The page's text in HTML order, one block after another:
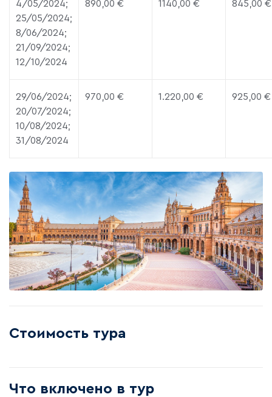
4/05/2024;
25/05/2024;
8/06/2024;
21/09/2024;
12/10/2024
890,00 € 1140,00 € 845,00 €
29/06/2024;
20/07/2024;
10/08/2024;
31/08/2024
970,00 € 1.220,00 € 925,00 €
Стоимость тура
Что включено в тур